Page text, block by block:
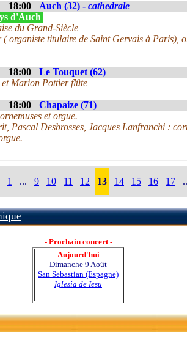
18:00 Auch (32) - cathedrale
d'Auch
du Grand-Siècle
( organiste titulaire de Saint Gervais à Paris),
18:00
Le Touquet (62)
et Marion Pottier flûte
18:00
Chapaize (71)
et orgue.
Pascal Desbrosses, Jacques Lanfranchi :
1 ... 9 10 11 12 13 14 15 16 17
- Prochain concert -
Aujourd'hui
Dimanche 9 Août
San Sebastian (Espagne)
Iglesia de Iesu